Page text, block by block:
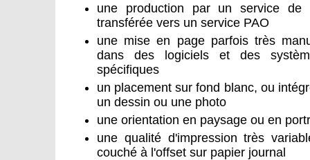
une production par un service
transférée vers un service PAO
une mise en page parfois très
dans des logiciels et des
spécifiques
un placement sur fond blanc, ou
un dessin ou une photo
une orientation en paysage ou en
une qualité d'impression très
couché à l'offset sur papier journal